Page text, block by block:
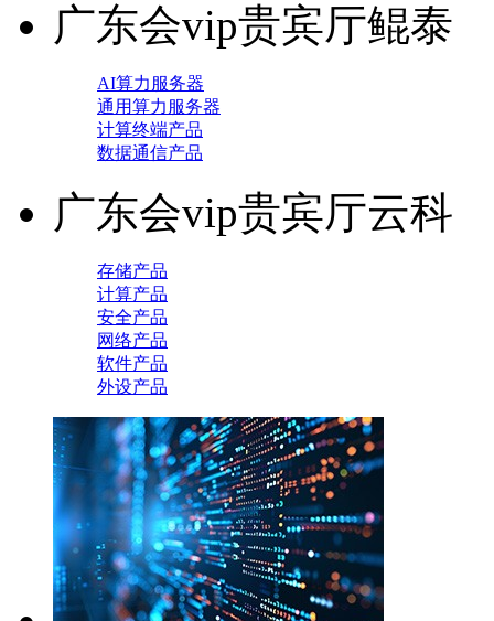
广东会vip贵宾厅鲲泰
AI算力服务器
通用算力服务器
计算终端产品
数据通信产品
广东会vip贵宾厅云科
存储产品
计算产品
安全产品
网络产品
软件产品
外设产品